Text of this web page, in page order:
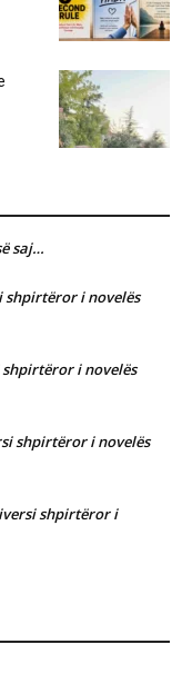
saj…
shpirtëror i novelës
i novelës
shpirtëror i novelës
shpirtëror i